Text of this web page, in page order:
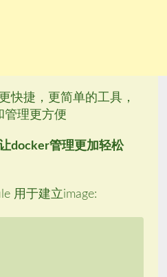
快捷，更简单的工具，
管理更方便
docker管理更加轻松
用于建立image: